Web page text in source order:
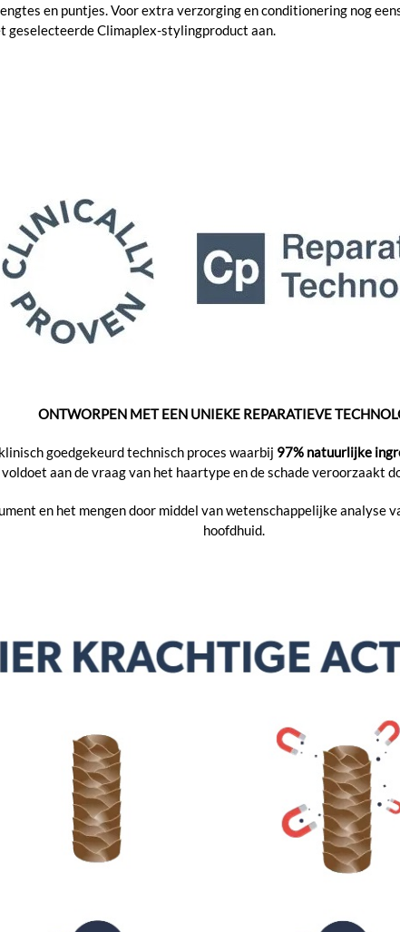
en puntjes. Voor extra verzorging en conditionering nog
geselecteerde Climaplex-stylingproduct aan.
ONTWORPEN MET EEN UNIEKE REPARATIEVE
goedgekeurd technisch proces waarbij 97% natuurlijke
aan de vraag van het haartype en de schade veroorzaakt
en het mengen door middel van wetenschappelijke analyse
hoofdhuid.